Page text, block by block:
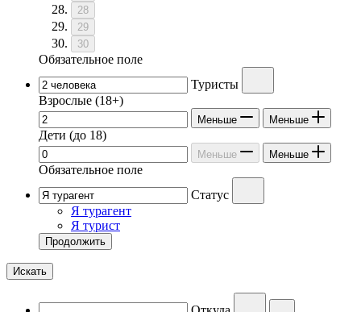
28
29
30
Обязательное поле
Туристы
Взрослые (18+)
Меньше Меньше
Дети (до 18)
Меньше Меньше
Обязательное поле
Статус
Я турагент
Я турист
Продолжить
Искать